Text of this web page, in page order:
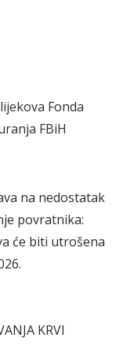
Fonda
FBiH
na nedostatak
povratnika:
će biti utrošena
KRVI